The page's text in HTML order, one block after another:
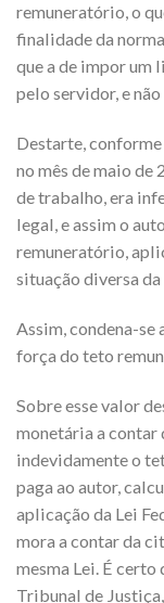
remuneratório, o
finalidade da
que a de impor um
pelo servidor, e
Destarte,
no mês de maio de
de trabalho, era
legal, e assim o
remuneratório,
situação diversa
Assim, condena-
força do teto
Sobre esse valor
monetária a contar
indevidamente o
paga ao autor,
aplicação da Lei
mora a contar da
mesma Lei. É
Tribunal de